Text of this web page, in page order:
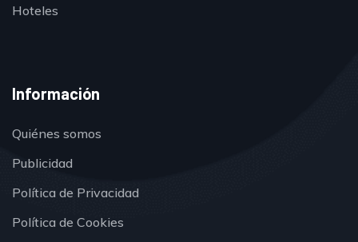
Hoteles
Información
Quiénes somos
Publicidad
Política de Privacidad
Política de Cookies